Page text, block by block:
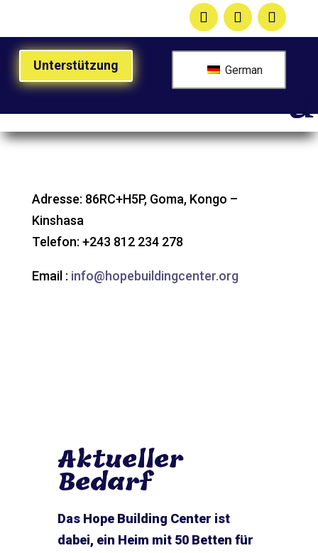
Unterstützung German
Adresse: 86RC+H5P, Goma, Kongo –
Kinshasa
Telefon: +243 812 234 278
Email : info@hopebuildingcenter.org
Aktueller
Bedarf
Das Hope Building Center ist
dabei, ein Heim mit 50 Betten für